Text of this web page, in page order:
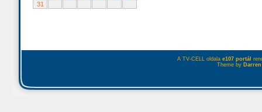
31
A TV-CELL oldala e107 portál
Theme by